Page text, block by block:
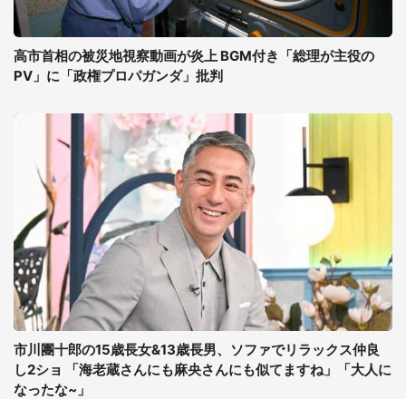
高市首相の被災地視察動画が炎上 BGM付き「総理が主役の
PV」に「政権プロパガンダ」批判
市川團十郎の15歳長女&13歳長男、ソファでリラックス仲良
し2ショ 「海老蔵さんにも麻央さんにも似てますね」「大人に
なったな~」